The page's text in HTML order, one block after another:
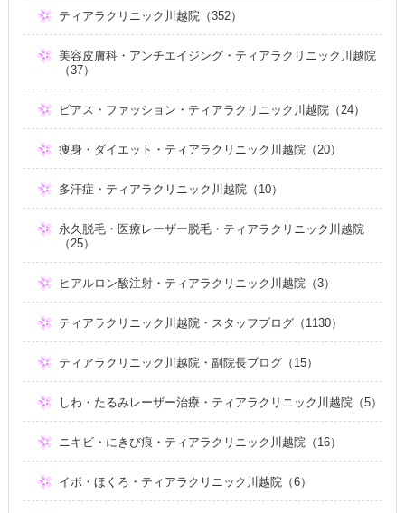
ティアラクリニック川越院（352）
美容皮膚科・アンチエイジング・ティアラクリニック川越院
（37）
ピアス・ファッション・ティアラクリニック川越院（24）
痩身・ダイエット・ティアラクリニック川越院（20）
多汗症・ティアラクリニック川越院（10）
永久脱毛・医療レーザー脱毛・ティアラクリニック川越院
（25）
ヒアルロン酸注射・ティアラクリニック川越院（3）
ティアラクリニック川越院・スタッフブログ（1130）
ティアラクリニック川越院・副院長ブログ（15）
しわ・たるみレーザー治療・ティアラクリニック川越院（5）
ニキビ・にきび痕・ティアラクリニック川越院（16）
イボ・ほくろ・ティアラクリニック川越院（6）